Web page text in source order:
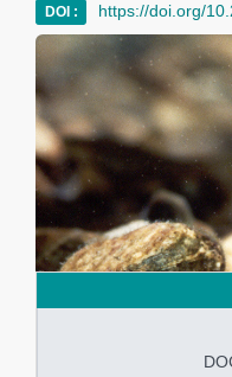
DOI : https://doi.org/